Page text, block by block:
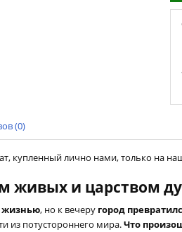
(0)
купленный лично нами, только на
живых и царством
жизнью, но к вечеру город
из потустороннего мира.Что